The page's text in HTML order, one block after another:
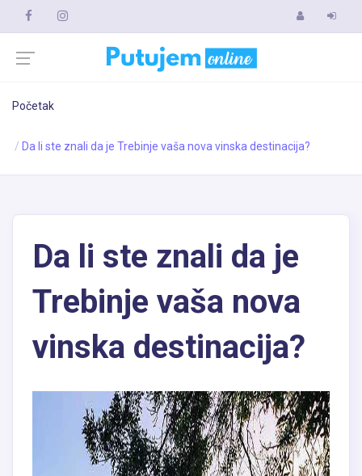
Početak
Da li ste znali da je Trebinje vaša nova vinska destinacija?
Da li ste znali da je
Trebinje vaša nova
vinska destinacija?